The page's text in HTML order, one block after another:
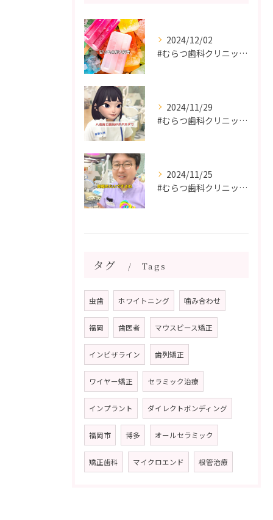
2024/12/02
#むらつ歯科クリニック #博多 #審美歯科 #短期間で治療 ...
2024/11/29
#むらつ歯科クリニック #博多 #審美歯科 #短期間で治療 ...
2024/11/25
#むらつ歯科クリニック #博多 #審美歯科 #短期間で治療 ...
タグ Tags
虫歯 ホワイトニング 噛み合わせ
福岡 歯医者 マウスピース矯正
インビザライン 歯列矯正
ワイヤー矯正 セラミック治療
インプラント ダイレクトボンディング
福岡市 博多 オールセラミック
矯正歯科 マイクロエンド 根管治療